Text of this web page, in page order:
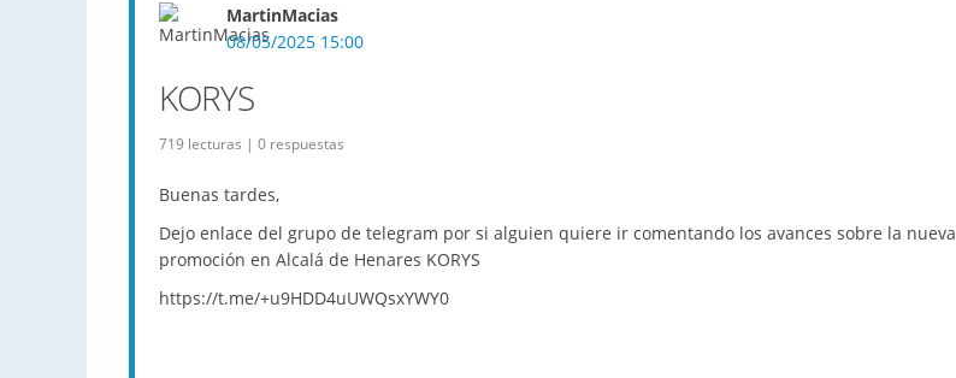
MartinMacias
08/05/2025 15:00
KORYS
719 lecturas | 0 respuestas
Buenas tardes,
Dejo enlace del grupo de telegram por si alguien quiere ir comentando los avances sobre la nueva
promoción en Alcalá de Henares KORYS
https://t.me/+u9HDD4uUWQsxYWY0